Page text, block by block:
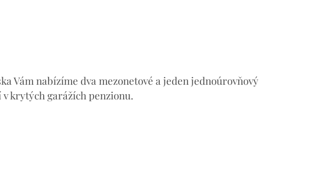
Vám nabízíme dva mezonetové a jeden jednoúrovňový
krytých garážích penzionu.